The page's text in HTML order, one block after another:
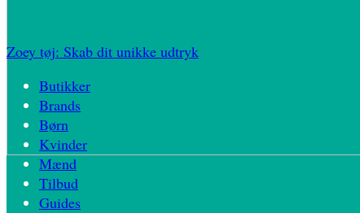
Zoey tøj: Skab dit unikke udtryk
Butikker
Brands
Børn
Kvinder
Mænd
Tilbud
Guides